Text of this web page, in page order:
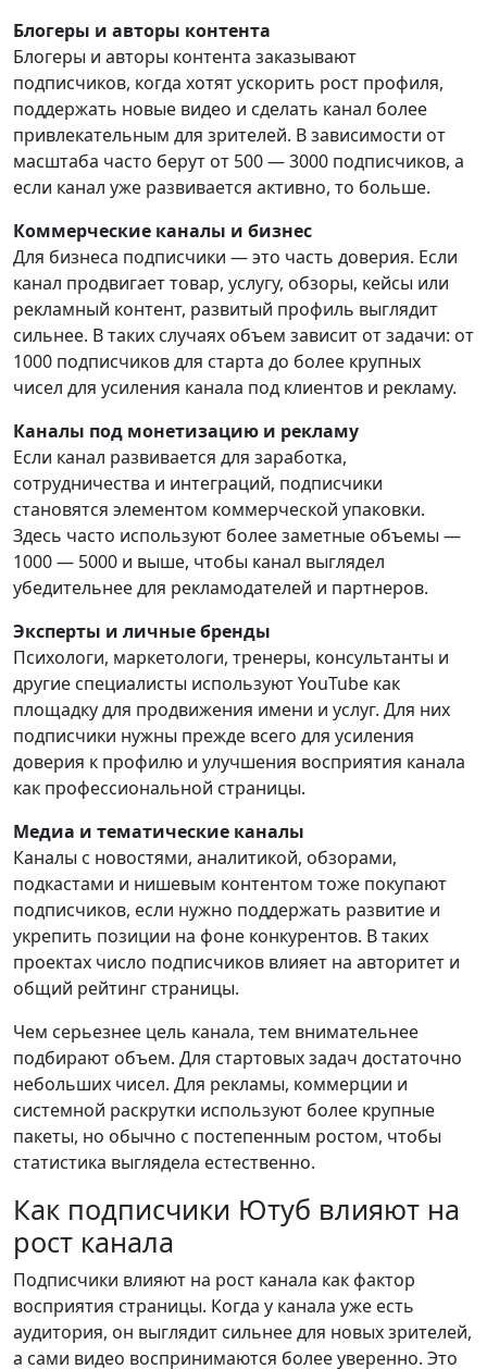
Блогеры и авторы контента
Блогеры и авторы контента заказывают
подписчиков, когда хотят ускорить рост профиля,
поддержать новые видео и сделать канал более
привлекательным для зрителей. В зависимости от
масштаба часто берут от 500 — 3000 подписчиков, а
если канал уже развивается активно, то больше.
Коммерческие каналы и бизнес
Для бизнеса подписчики — это часть доверия. Если
канал продвигает товар, услугу, обзоры, кейсы или
рекламный контент, развитый профиль выглядит
сильнее. В таких случаях объем зависит от задачи: от
1000 подписчиков для старта до более крупных
чисел для усиления канала под клиентов и рекламу.
Каналы под монетизацию и рекламу
Если канал развивается для заработка,
сотрудничества и интеграций, подписчики
становятся элементом коммерческой упаковки.
Здесь часто используют более заметные объемы —
1000 — 5000 и выше, чтобы канал выглядел
убедительнее для рекламодателей и партнеров.
Эксперты и личные бренды
Психологи, маркетологи, тренеры, консультанты и
другие специалисты используют YouTube как
площадку для продвижения имени и услуг. Для них
подписчики нужны прежде всего для усиления
доверия к профилю и улучшения восприятия канала
как профессиональной страницы.
Медиа и тематические каналы
Каналы с новостями, аналитикой, обзорами,
подкастами и нишевым контентом тоже покупают
подписчиков, если нужно поддержать развитие и
укрепить позиции на фоне конкурентов. В таких
проектах число подписчиков влияет на авторитет и
общий рейтинг страницы.
Чем серьезнее цель канала, тем внимательнее
подбирают объем. Для стартовых задач достаточно
небольших чисел. Для рекламы, коммерции и
системной раскрутки используют более крупные
пакеты, но обычно с постепенным ростом, чтобы
статистика выглядела естественно.
Как подписчики Ютуб влияют на
рост канала
Подписчики влияют на рост канала как фактор
восприятия страницы. Когда у канала уже есть
аудитория, он выглядит сильнее для новых зрителей,
а сами видео воспринимаются более уверенно. Это